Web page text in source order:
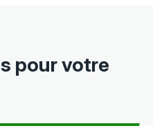
pour votre